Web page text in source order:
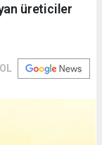
üreticiler